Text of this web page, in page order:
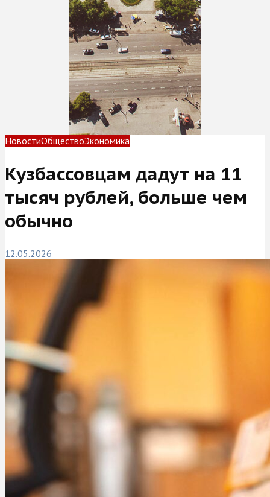
НовостиОбществоЭкономика
Кузбассовцам дадут на 11
тысяч рублей, больше чем
обычно
12.05.2026